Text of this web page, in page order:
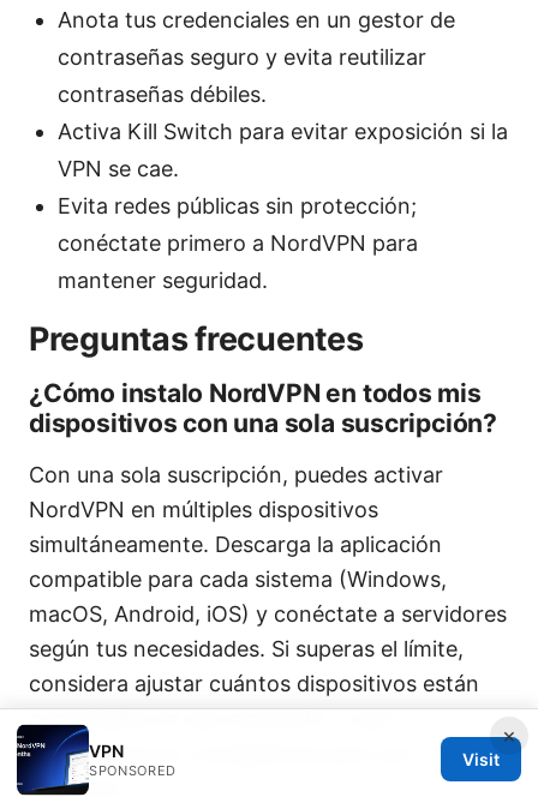
Anota tus credenciales en un gestor de
contraseñas seguro y evita reutilizar
contraseñas débiles.
Activa Kill Switch para evitar exposición si la
VPN se cae.
Evita redes públicas sin protección;
conéctate primero a NordVPN para
mantener seguridad.
Preguntas frecuentes
¿Cómo instalo NordVPN en todos mis
dispositivos con una sola suscripción?
Con una sola suscripción, puedes activar
NordVPN en múltiples dispositivos
simultáneamente. Descarga la aplicación
compatible para cada sistema (Windows,
macOS, Android, iOS) y conéctate a servidores
según tus necesidades. Si superas el límite,
considera ajustar cuántos dispositivos están
conectados en ese momento o usar
extensiones en navegadores para uso
adicional.
×
VPN
SPONSORED
Visit